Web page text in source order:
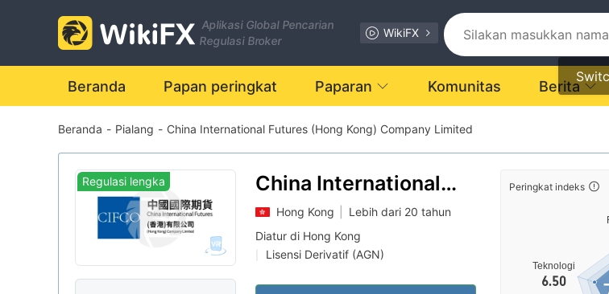
Aplikasi Global Pencarian
Regulasi Broker
WikiFX
Beranda Papan peringkat Paparan Komunitas Berita
Beranda - Pialang - China International Futures (Hong Kong) Company Limited
Regulasi lengka
1
2
3
4
5
2
3
4
5
6
China International
Futures (Hong Kong)
Company Limited
Hong Kong
Lebih dari 20 tahun
Diatur di Hong Kong
Lisensi Derivatif (AGN)
Peringkat indeks
Teknologi
6.50